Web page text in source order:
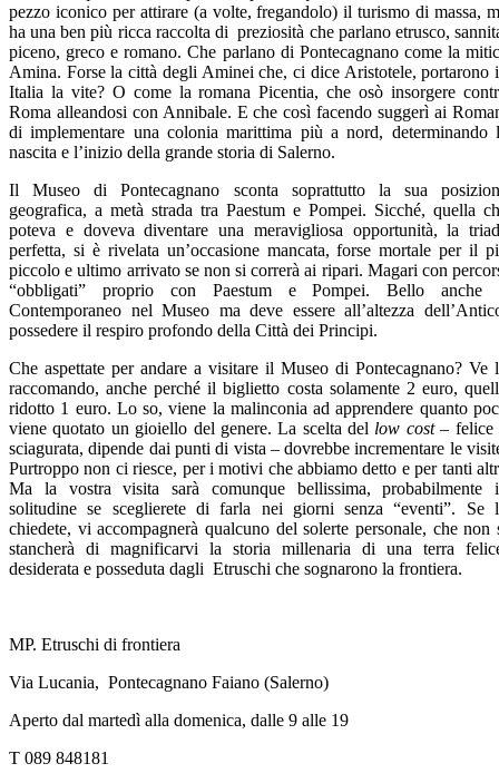
pezzo iconico per attirare (a volte, fregandolo) il turismo di massa,
ha una ben più ricca raccolta di preziosità che parlano etrusco,
piceno, greco e romano. Che parlano di Pontecagnano come la
Amina. Forse la città degli Aminei che, ci dice Aristotele, portarono
Italia la vite? O come la romana Picentia, che osò insorgere
Roma alleandosi con Annibale. E che così facendo suggerì ai
di implementare una colonia marittima più a nord, determinando
nascita e l’inizio della grande storia di Salerno.
Il Museo di Pontecagnano sconta soprattutto la sua
geografica, a metà strada tra Paestum e Pompei. Sicché, quella
poteva e doveva diventare una meravigliosa opportunità, la
perfetta, si è rivelata un’occasione mancata, forse mortale per il
piccolo e ultimo arrivato se non si correrà ai ripari. Magari con
“obbligati” proprio con Paestum e Pompei. Bello anche
Contemporaneo nel Museo ma deve essere all’altezza
possedere il respiro profondo della Città dei Principi.
Che aspettate per andare a visitare il Museo di Pontecagnano? Ve
raccomando, anche perché il biglietto costa solamente 2 euro,
ridotto 1 euro. Lo so, viene la malinconia ad apprendere quanto
viene quotato un gioiello del genere. La scelta del low cost– felice
sciagurata, dipende dai punti di vista – dovrebbe incrementare le
Purtroppo non ci riesce, per i motivi che abbiamo detto e per tanti
Ma la vostra visita sarà comunque bellissima, probabilmente
solitudine se sceglierete di farla nei giorni senza “eventi”. Se
chiedete, vi accompagnerà qualcuno del solerte personale, che non
stancherà di magnificarvi la storia millenaria di una terra
desiderata e posseduta dagli Etruschi che sognarono la frontiera.
MP. Etruschi di frontiera
Via Lucania, Pontecagnano Faiano (Salerno)
Aperto dal martedì alla domenica, dalle 9 alle 19
T 089 848181